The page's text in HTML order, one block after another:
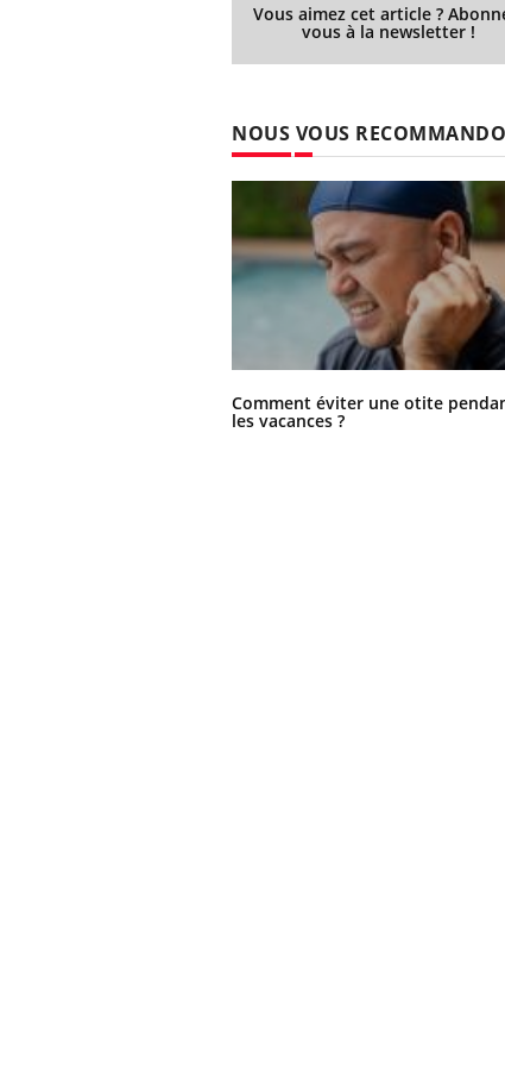
Vous aimez cet article ?
vous à la newsletter !
NOUS VOUS
Comment éviter une otite
les vacances ?